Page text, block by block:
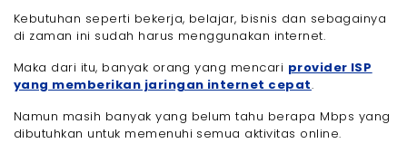
- 5. Kegiatan Belajar Online
Kelebihan dan Kekurangan Paket WiFi 5 Mbps
- Kekurangan Paket WiFi 5 Mbps :
Kecepatan Lainnya
- 1. Kecepatan 5 Mbps vs 10 Mbps
Kebutuhan seperti bekerja, belajar, bisnis dan sebagainya
di zaman ini sudah harus menggunakan internet.
Maka dari itu, banyak orang yang mencari provider ISP
yang memberikan jaringan internet cepat.
Namun masih banyak yang belum tahu berapa Mbps yang
dibutuhkan untuk memenuhi semua aktivitas online.